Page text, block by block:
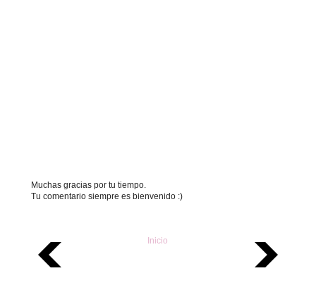
Muchas gracias por tu tiempo.
Tu comentario siempre es bienvenido :)
Inicio